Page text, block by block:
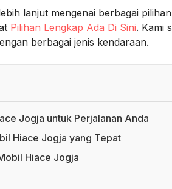
lanjut mengenai berbagai
Pilihan Lengkap Ada Di Sini. Kami
berbagai jenis kendaraan.
Jogja untuk Perjalanan Anda
Hiace Jogja yang Tepat
Hiace Jogja